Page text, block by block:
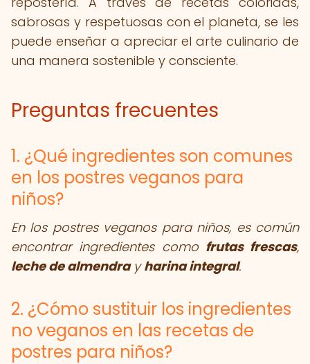
sabrosas y respetuosas con el planeta, se les
puede enseñar a apreciar el arte culinario de
una manera sostenible y consciente.
Preguntas frecuentes
1. ¿Qué ingredientes son comunes
en los postres veganos para
niños?
En los postres veganos para niños, es común
encontrar ingredientes como frutas frescas,
leche de almendrayharina integral.
2. ¿Cómo sustituir los ingredientes
no veganos en las recetas de
postres para niños?